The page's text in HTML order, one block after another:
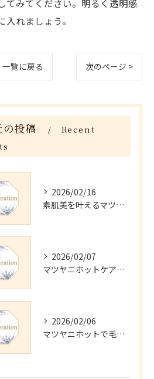
てみてください。明るく透明感
れましょう。
一覧に戻る 次のページ >
投稿
Recent
2026/02/16
素肌美を叶えるマツヤニホットセラピーの効果
2026/02/07
マツヤニホットケアの正しい使い方と継続法
2026/02/06
マツヤニホットで毛穴・くすみ改善術